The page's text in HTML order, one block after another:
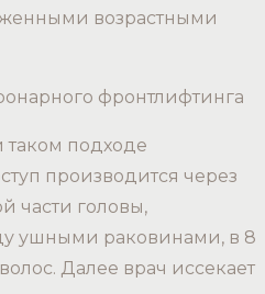
возрастными
фронтлифтинга
таком подходе
производится через
части головы,
ушными раковинами, в 8
Далее врач иссекает